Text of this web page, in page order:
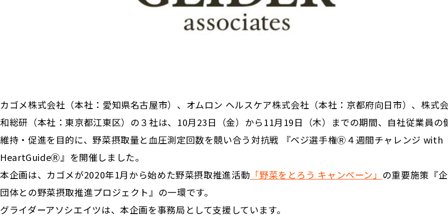
カゴメ株式会社（本社：愛知県名古屋市）、オムロン ヘルスケア株式会社（本社：京都府向日市）、株式
和総研（本社：東京都江東区）の３社は、10月23日（金）から11月19日（木）までの期間、自社従業員の
維持・促進を目的に、野菜摂取量と血圧測定回数を競い合う対抗戦 『ベジ選手権Ⓡ４週間チャレンジ with
HeartGuideⓇ』を開催しました。
本企画は、カゴメが2020年1月から始めた野菜摂取推進活動 「野菜をとろう キャンペーン」 の重要施策『企
団体との野菜摂取推進プロジェクト』の一環です。
グライダーアソシエイツは、本企画を事務局として支援しています。